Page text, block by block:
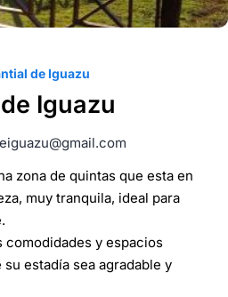
de Iguazu
Iguazu
zona de quintas que esta en
muy tranquila, ideal para
comodidades y espacios
estadía sea agradable y